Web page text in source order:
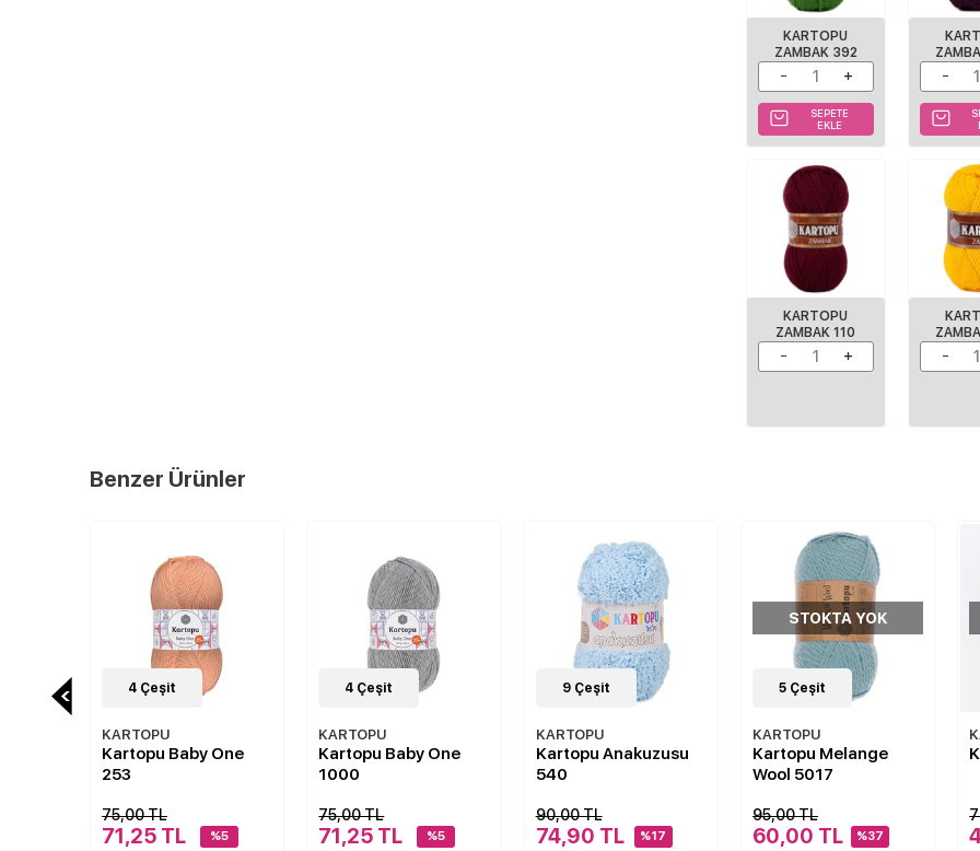
KARTOPU
ZAMBAK 392
SEPETE
EKLE
KARTOPU
ZAMBAK 110
Benzer Ürünler
4 Çeşit
KARTOPU
Kartopu Baby One
1000
75,00 TL
71,25 TL %5
9 Çeşit
KARTOPU
Kartopu Anakuzusu
540
90,00 TL
74,90 TL %17
5Çeşit
STOKTA YOK
KARTOPU
Kartopu Melange
Wool 5017
95,00 TL
60,00 TL %37
11Çeşit
STOKTA YOK
KARTOPU
Kartopu Lake 25
70,00 TL
45,00 TL %36